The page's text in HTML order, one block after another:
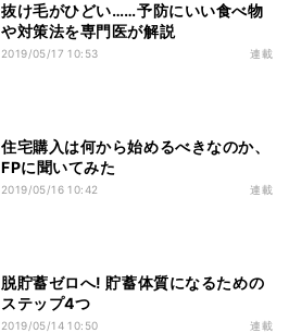
抜け毛がひどい……予防にいい食べ物
や対策法を専門医が解説
2019/05/17 10:53 連載
住宅購入は何から始めるべきなのか、
FPに聞いてみた
2019/05/16 10:42 連載
脱貯蓄ゼロへ! 貯蓄体質になるための
ステップ4つ
2019/05/14 10:50 連載